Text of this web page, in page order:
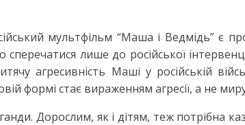
мультфільм “Маша і Ведмідь” є
лише до російської
агресивність Маші у російській
формі стає вираженням агресії, а не
Дорослим, як і дітям, теж потрібна